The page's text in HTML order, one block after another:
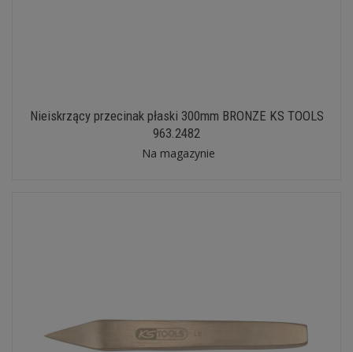
Nieiskrzący przecinak płaski 300mm BRONZE KS TOOLS
963.2482
Na magazynie